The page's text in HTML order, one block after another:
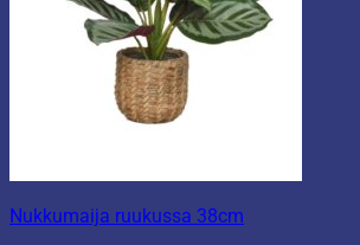
Nukkumaija ruukussa 38cm